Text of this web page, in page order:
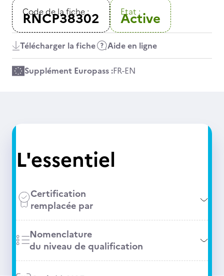
Code de la fiche :
RNCP38302 Etat :
Active
Télécharger la fiche Aide en ligne
Supplément Europass :FR-EN
L'essentiel
Certification
remplacée par
Nomenclature
du niveau de qualification